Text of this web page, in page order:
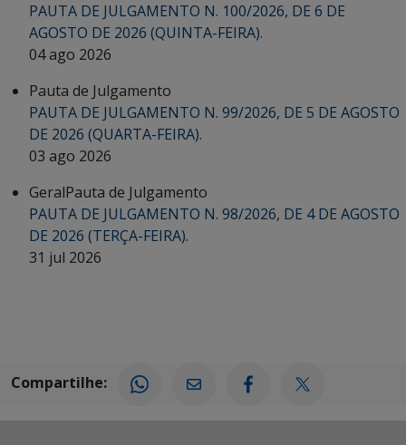
PAUTA DE JULGAMENTO N. 100/2026, DE 6 DE
AGOSTO DE 2026 (QUINTA-FEIRA).
04 ago 2026
Pauta de Julgamento
PAUTA DE JULGAMENTO N. 99/2026, DE 5 DE AGOSTO
DE 2026 (QUARTA-FEIRA).
03 ago 2026
GeralPauta de Julgamento
PAUTA DE JULGAMENTO N. 98/2026, DE 4 DE AGOSTO
DE 2026 (TERÇA-FEIRA).
31 jul 2026
Compartilhe: